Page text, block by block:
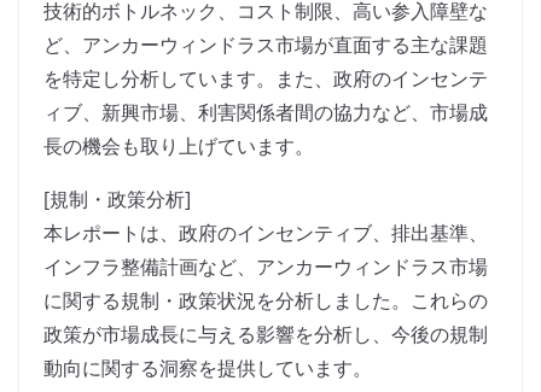
技術的ボトルネック、コスト制限、高い参入障壁な
ど、アンカーウィンドラス市場が直面する主な課題
を特定し分析しています。また、政府のインセンテ
ィブ、新興市場、利害関係者間の協力など、市場成
長の機会も取り上げています。
[規制・政策分析]
本レポートは、政府のインセンティブ、排出基準、
インフラ整備計画など、アンカーウィンドラス市場
に関する規制・政策状況を分析しました。これらの
政策が市場成長に与える影響を分析し、今後の規制
動向に関する洞察を提供しています。